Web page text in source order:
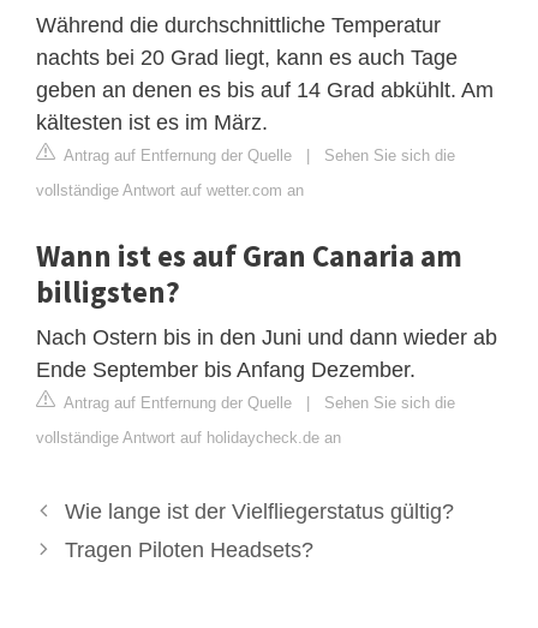
Während die durchschnittliche Temperatur
nachts bei 20 Grad liegt, kann es auch Tage
geben an denen es bis auf 14 Grad abkühlt. Am
kältesten ist es im März.
Antrag auf Entfernung der Quelle | Sehen Sie sich die
vollständige Antwort auf wetter.com an
Wann ist es auf Gran Canaria am
billigsten?
Nach Ostern bis in den Juni und dann wieder ab
Ende September bis Anfang Dezember.
Antrag auf Entfernung der Quelle | Sehen Sie sich die
vollständige Antwort auf holidaycheck.de an
Wie lange ist der Vielfliegerstatus gültig?
Tragen Piloten Headsets?